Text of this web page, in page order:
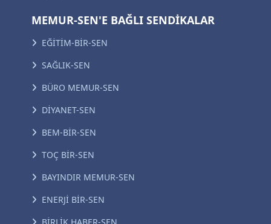
MEMUR-SEN'E BAĞLI SENDİKALAR
EĞİTİM-BİR-SEN
SAĞLIK-SEN
BÜRO MEMUR-SEN
DİYANET-SEN
BEM-BİR-SEN
TOÇ BİR-SEN
BAYINDIR MEMUR-SEN
ENERJİ BİR-SEN